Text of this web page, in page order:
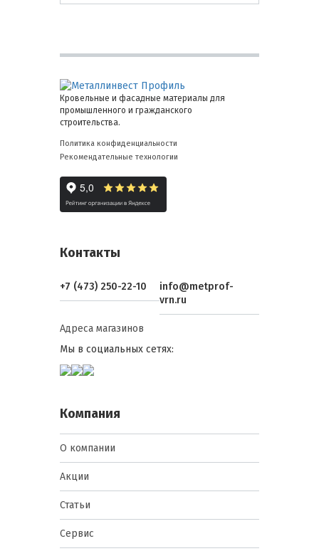
Кровельные и фасадные материалы для
промышленного и гражданского
строительства.
Политика конфиденциальности
Рекомендательные технологии
Контакты
+7 (473) 250-22-10
info@metprof-
vrn.ru
Адреса магазинов
Мы в социальных сетях:
Компания
О компании
Акции
Статьи
Сервис